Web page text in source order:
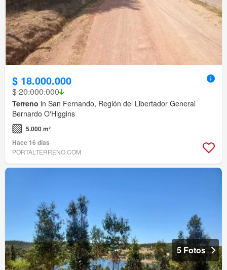
$ 18.000.000
$ 20.000.000
Terreno in San Fernando, Región del Libertador General
Bernardo O'Higgins
5.000 m²
Hace 16 días
PORTALTERRENO.COM
5 Fotos